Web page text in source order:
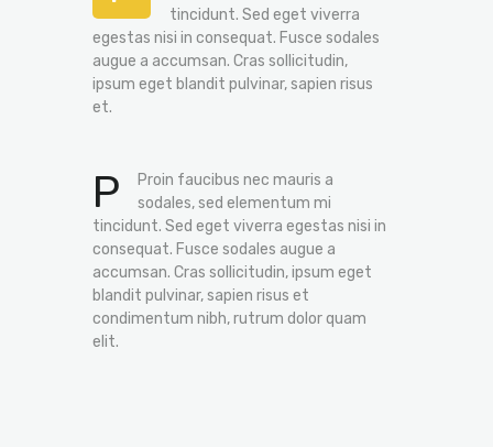
tincidunt. Sed eget viverra
egestas nisi in consequat. Fusce sodales
augue a accumsan. Cras sollicitudin,
ipsum eget blandit pulvinar, sapien risus
et.
P
Proin faucibus nec mauris a
sodales, sed elementum mi
tincidunt. Sed eget viverra egestas nisi in
consequat. Fusce sodales augue a
accumsan. Cras sollicitudin, ipsum eget
blandit pulvinar, sapien risus et
condimentum nibh, rutrum dolor quam
elit.